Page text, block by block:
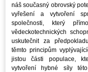
náš současný obrovský
vyřešení a vytvoření
společnosti, který
vědeckotechnických
uskutečnit za
těmto principům
jistou části populace,
vytvoření hybné síly